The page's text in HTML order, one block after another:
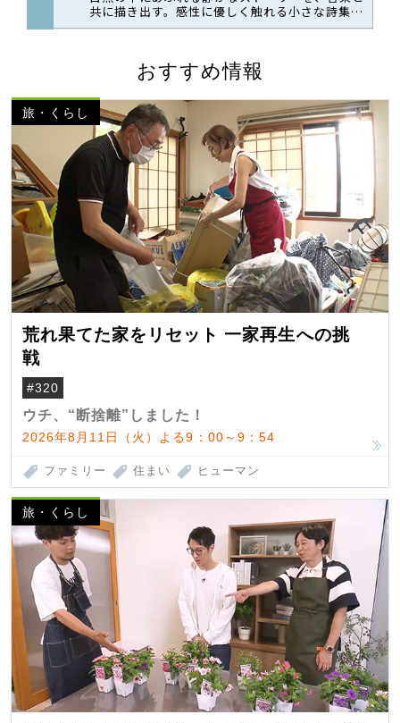
おすすめ情報
旅・くらし
荒れ果てた家をリセット 一家再生への挑
戦
#320
ウチ、“断捨離”しました！
2026年8月11日（火）よる9：00～9：54
ファミリー 住まい ヒューマン
旅・くらし